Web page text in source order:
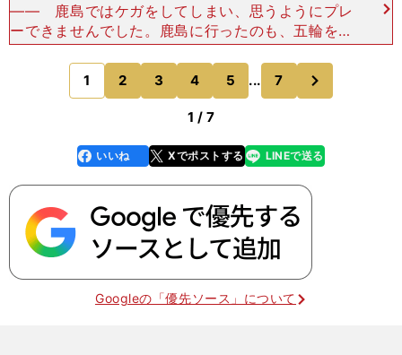
―― 鹿島ではケガをしてしまい、思うようにプレ
ーできませんでした。鹿島に行ったのも、五輪を意
識して出場機会を得たかったからだと思うので、か
なりつらい時間だったのではないかと想像します。
あの時期、自分自
1 2 3 4 5 ... 7
1 / 7
faceboo
k
いいね Xでポストする
line LINEで送る
Googleの「優先ソース」について